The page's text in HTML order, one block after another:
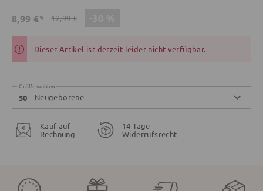
8,99 €* 12,99 €
Dieser Artikel ist derzeit leider nicht verfügbar.
Größe wählen
50 Neugeborene
Kauf auf
Rechnung
14 Tage
Widerrufsrecht